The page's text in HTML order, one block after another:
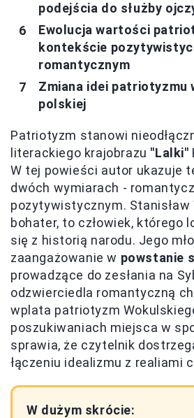
podejścia do służby
Ewolucja wartości
kontekście
romantycznym
Zmiana idei patriotyzmu
polskiej
Patriotyzm stanowi
literackiego krajobrazu "Lalki"
W tej powieści autor ukazuje
dwóch wymiarach -
pozytywistycznym. Stanisław
bohater, to człowiek, którego
się z historią narodu. Jego
zaangażowanie w powstanie
prowadzące do zesłania na
odzwierciedla romantyczną
wplata patriotyzm
poszukiwaniach miejsca w
sprawia, że czytelnik
łączeniu idealizmu z realiami
W dużym skrócie: